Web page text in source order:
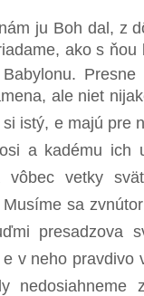
ju Boh dal, z
ako s ňou
ale niet
istý, e majú
a kadému ich
vetky
sa
presadzova
v neho
nedosiahneme